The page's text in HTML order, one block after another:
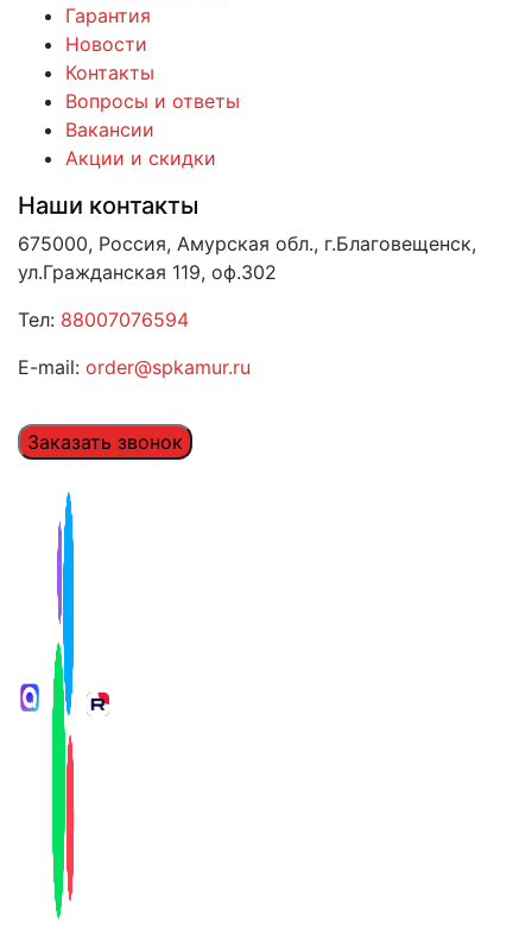
Гарантия
Новости
Контакты
Вопросы и ответы
Вакансии
Акции и скидки
Наши контакты
675000, Россия, Амурская обл., г.Благовещенск,
ул.Гражданская 119, оф.302
Тел: 88007076594
E-mail: order@spkamur.ru
Заказать звонок